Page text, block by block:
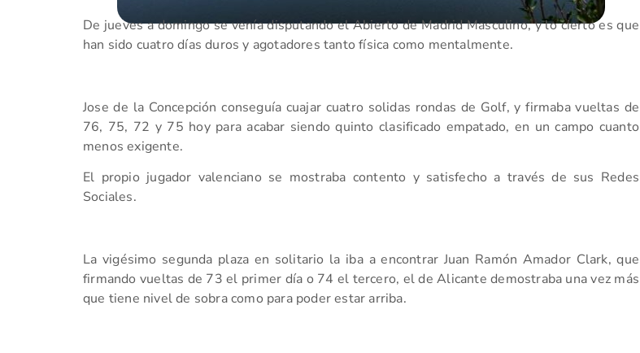
De jueves a domingo se venía disputando el Abierto de Madrid Masculino, y lo cierto es que
han sido cuatro días duros y agotadores tanto física como mentalmente.
Jose de la Concepción conseguía cuajar cuatro solidas rondas de Golf, y firmaba vueltas de
76, 75, 72 y 75 hoy para acabar siendo quinto clasificado empatado, en un campo cuanto
menos exigente.
El propio jugador valenciano se mostraba contento y satisfecho a través de sus Redes
Sociales.
La vigésimo segunda plaza en solitario la iba a encontrar Juan Ramón Amador Clark, que
firmando vueltas de 73 el primer día o 74 el tercero, el de Alicante demostraba una vez más
que tiene nivel de sobra como para poder estar arriba.